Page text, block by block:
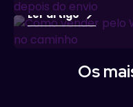
Ler artigo
Os